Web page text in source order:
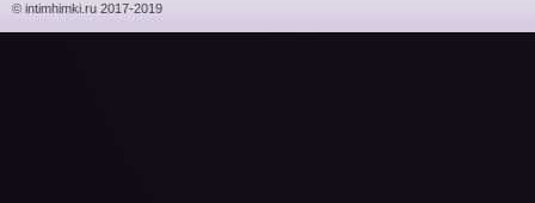
© intimhimki.ru 2017-2019